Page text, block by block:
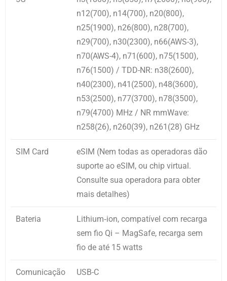
n12(700), n14(700), n20(800),
n25(1900), n26(800), n28(700),
n29(700), n30(2300), n66(AWS-3),
n70(AWS-4), n71(600), n75(1500),
n76(1500) / TDD-NR: n38(2600),
n40(2300), n41(2500), n48(3600),
n53(2500), n77(3700), n78(3500),
n79(4700) MHz / NR mmWave:
n258(26), n260(39), n261(28) GHz
SIM Card
eSIM (Nem todas as operadoras dão
suporte ao eSIM, ou chip virtual.
Consulte sua operadora para obter
mais detalhes)
Bateria
Lithium‑ion, compatível com recarga
sem fio Qi – MagSafe, recarga sem
fio de até 15 watts
Comunicação USB-C